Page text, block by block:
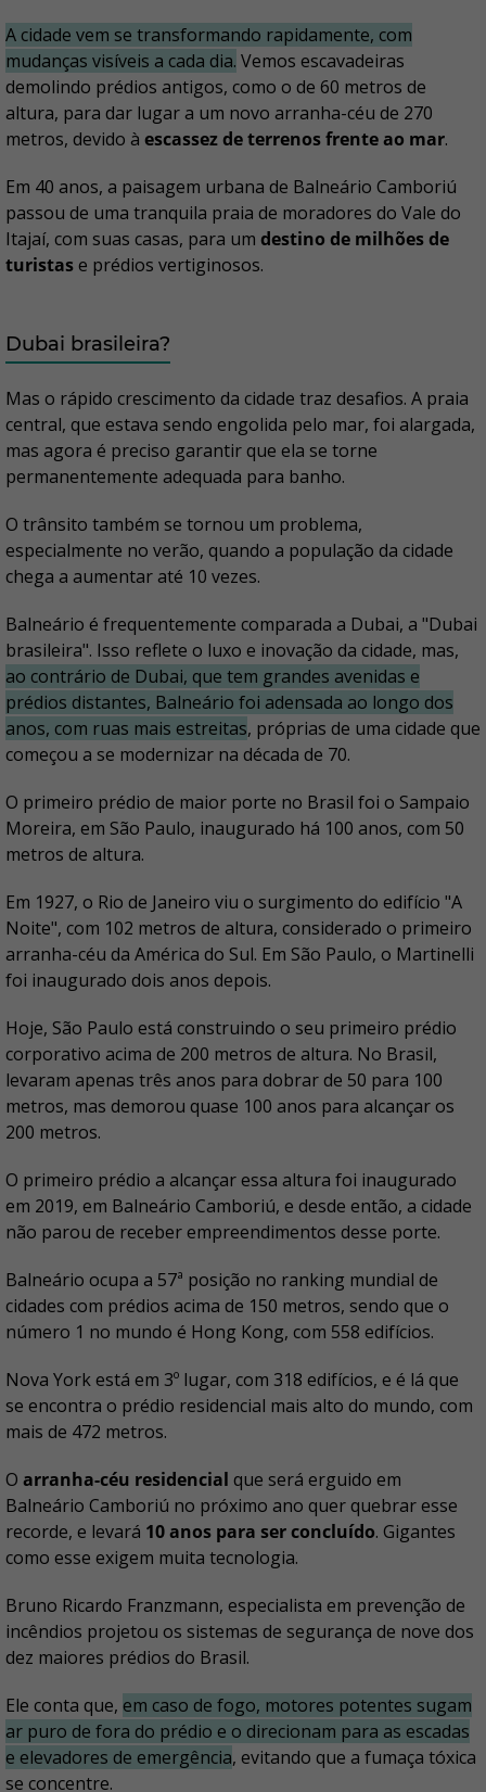
A cidade vem se transformando rapidamente, com
mudanças visíveis a cada dia. Vemos escavadeiras
demolindo prédios antigos, como o de 60 metros de
altura, para dar lugar a um novo arranha-céu de 270
metros, devido à escassez de terrenos frente ao mar.
Em 40 anos, a paisagem urbana de Balneário Camboriú
passou de uma tranquila praia de moradores do Vale do
Itajaí, com suas casas, para um destino de milhões de
turistase prédios vertiginosos.
Dubai brasileira?
Mas o rápido crescimento da cidade traz desafios. A praia
central, que estava sendo engolida pelo mar, foi alargada,
mas agora é preciso garantir que ela se torne
permanentemente adequada para banho.
O trânsito também se tornou um problema,
especialmente no verão, quando a população da cidade
chega a aumentar até 10 vezes.
Balneário é frequentemente comparada a Dubai, a "Dubai
brasileira". Isso reflete o luxo e inovação da cidade, mas,
ao contrário de Dubai, que tem grandes avenidas e
prédios distantes, Balneário foi adensada ao longo dos
anos, com ruas mais estreitas, próprias de uma cidade que
começou a se modernizar na década de 70.
O primeiro prédio de maior porte no Brasil foi o Sampaio
Moreira, em São Paulo, inaugurado há 100 anos, com 50
metros de altura.
Em 1927, o Rio de Janeiro viu o surgimento do edifício "A
Noite", com 102 metros de altura, considerado o primeiro
arranha-céu da América do Sul. Em São Paulo, o Martinelli
foi inaugurado dois anos depois.
Hoje, São Paulo está construindo o seu primeiro prédio
corporativo acima de 200 metros de altura. No Brasil,
levaram apenas três anos para dobrar de 50 para 100
metros, mas demorou quase 100 anos para alcançar os
200 metros.
O primeiro prédio a alcançar essa altura foi inaugurado
em 2019, em Balneário Camboriú, e desde então, a cidade
não parou de receber empreendimentos desse porte.
Balneário ocupa a 57ª posição no ranking mundial de
cidades com prédios acima de 150 metros, sendo que o
número 1 no mundo é Hong Kong, com 558 edifícios.
Nova York está em 3º lugar, com 318 edifícios, e é lá que
se encontra o prédio residencial mais alto do mundo, com
mais de 472 metros.
O arranha-céu residencial que será erguido em
Balneário Camboriú no próximo ano quer quebrar esse
recorde, e levará 10 anos para ser concluído. Gigantes
como esse exigem muita tecnologia.
Bruno Ricardo Franzmann, especialista em prevenção de
incêndios projetou os sistemas de segurança de nove dos
dez maiores prédios do Brasil.
Ele conta que, em caso de fogo, motores potentes sugam
ar puro de fora do prédio e o direcionam para as escadas
e elevadores de emergência, evitando que a fumaça tóxica
se concentre.